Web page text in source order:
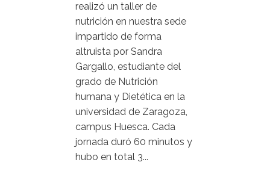
realizó un taller de
nutrición en nuestra sede
impartido de forma
altruista por Sandra
Gargallo, estudiante del
grado de Nutrición
humana y Dietética en la
universidad de Zaragoza,
campus Huesca. Cada
jornada duró 60 minutos y
hubo en total 3...